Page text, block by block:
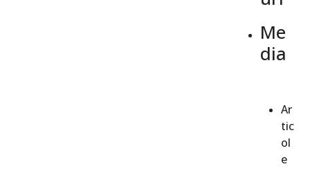
Me
dia
Ar
tic
ol
e